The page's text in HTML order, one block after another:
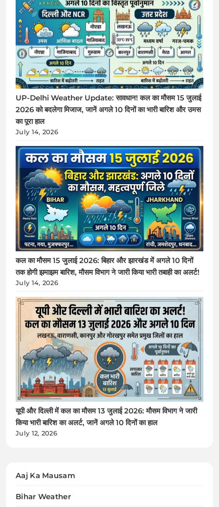
UP-Delhi Weather Update: सावधान! कल का मौसम 15 जुलाई
2026 को बदलेगा मिजाज, जानें अगले 10 दिनों का भारी बारिश और उमस
का पूरा हाल
July 14, 2026
कल का मौसम 15 जुलाई 2026: बिहार और झारखंड में अगले 10 दिनों
तक होगी झमाझम बारिश, मौसम विभाग ने जारी किया भारी तबाही का अलर्ट!
July 14, 2026
यूपी और दिल्ली में कल का मौसम 13 जुलाई 2026: मौसम विभाग ने जारी
किया भारी बारिश का अलर्ट, जानें अगले 10 दिनों का हाल
July 12, 2026
Aaj Ka Mausam
Bihar Weather